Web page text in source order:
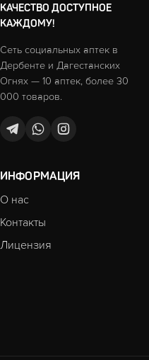
КАЧЕСТВО ДОСТУПНОЕ
КАЖДОМУ!
Сеть социальных аптек в
Дербенте и Дагестанских
Огнях — 10 аптек, более 30
000 товаров.
ИНФОРМАЦИЯ
О нас
Контакты
Лицензия